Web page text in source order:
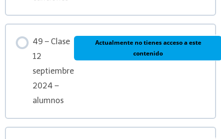
49 – Clase
12
septiembre
2024 –
alumnos
Actualmente no tienes acceso a este
contenido